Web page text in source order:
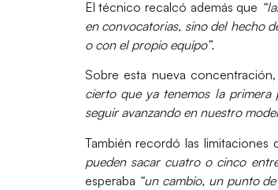
El técnico recalcó además que
en convocatorias, sino del hecho
o con el propio equipo”.
Sobre esta nueva
cierto que ya tenemos la
seguir avanzando en nuestro
También recordó las
pueden sacar cuatro o cinco
esperaba “un cambio, un punto